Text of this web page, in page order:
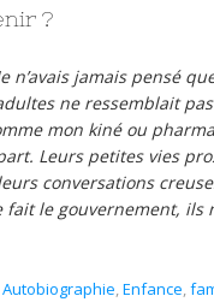
?
n’avais jamais pensé
ne ressemblait
mon kiné ou
Leurs petites vies
conversations
fait le gouvernement, ils
Autobiographie,Enfance,